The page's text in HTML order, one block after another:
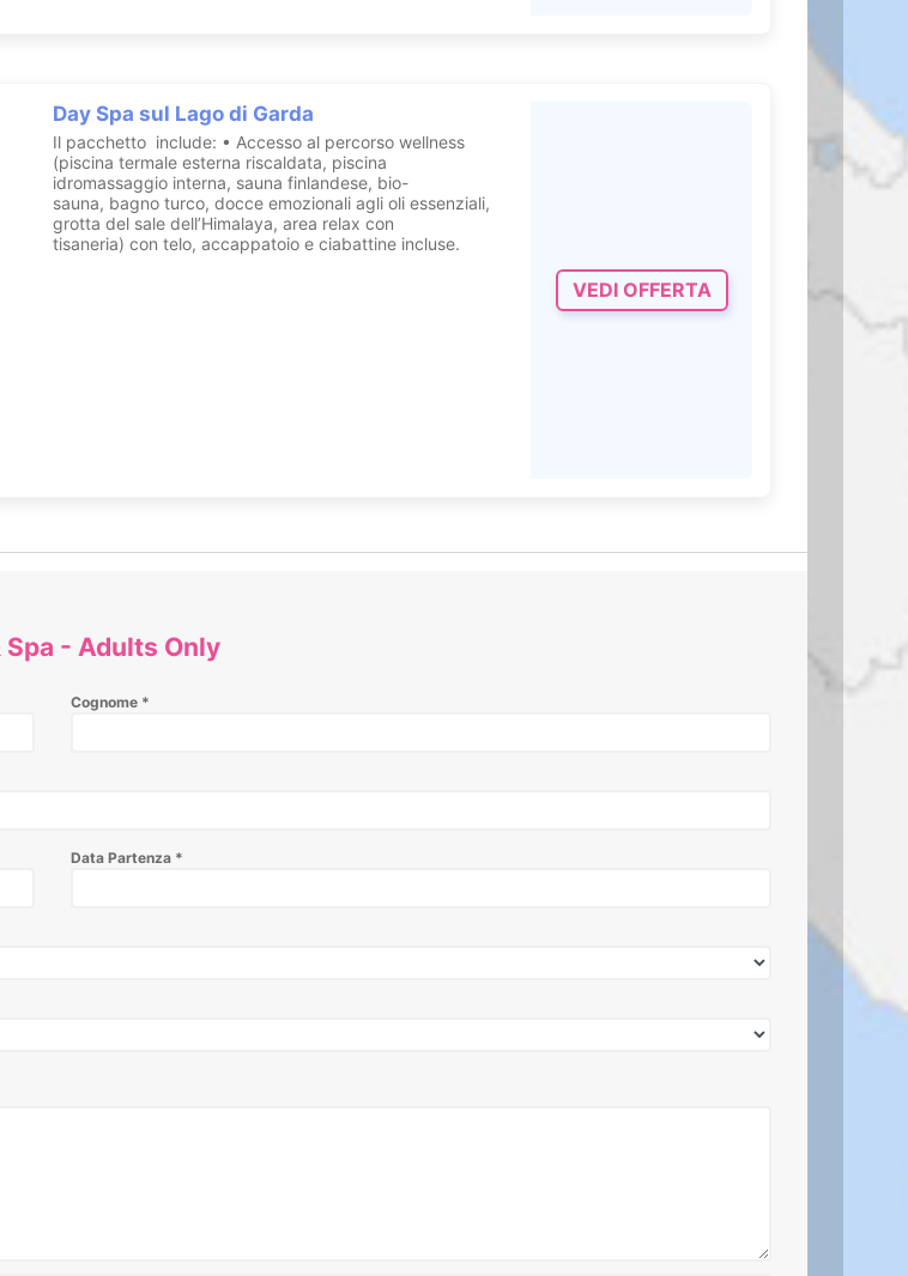
Day Spa sul Lago di Garda
Il pacchetto include: • Accesso al percorso wellness
(piscina termale esterna riscaldata, piscina
idromassaggio interna, sauna finlandese, bio-
sauna, bagno turco, docce emozionali agli oli essenziali,
grotta del sale dell’Himalaya, area relax con
tisaneria) con telo, accappatoio e ciabattine incluse.
VEDI OFFERTA
- Adults Only
Cognome *
Data Partenza *